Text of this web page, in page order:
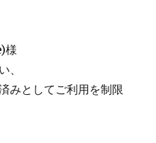
様
、
みとしてご利用を制限